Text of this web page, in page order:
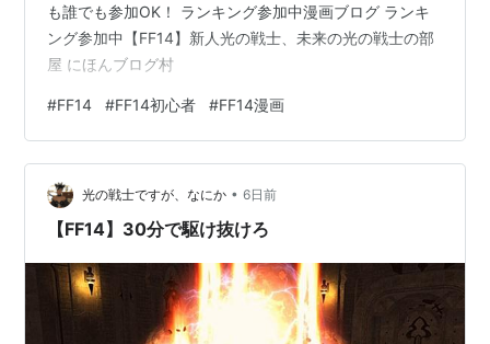
も誰でも参加OK！ ランキング参加中漫画ブログ ランキ
ング参加中【FF14】新人光の戦士、未来の光の戦士の部
屋 にほんブログ村
#FF14 #FF14初心者 #FF14漫画
光の戦士ですが、なにか • 6日前
【FF14】30分で駆け抜けろ